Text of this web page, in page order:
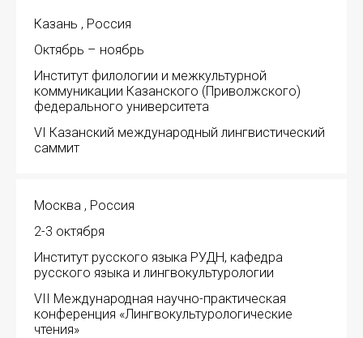
Казань , Россия
Октябрь – ноябрь
Институт филологии и межкультурной
коммуникации Казанского (Приволжского)
федерального университета
VI Казанский международный лингвистический
саммит
Москва , Россия
2-3 октября
Институт русского языка РУДН, кафедра
русского языка и лингвокультурологии
VII Международная научно-практическая
конференция «Лингвокультурологические
чтения»